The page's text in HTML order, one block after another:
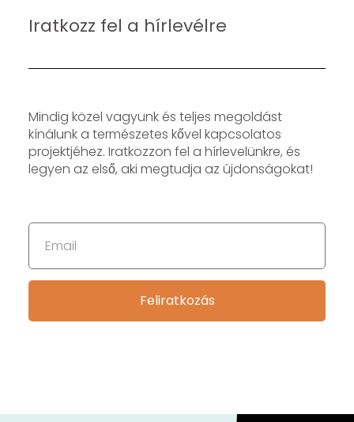
Iratkozz fel a hírlevélre
Mindig közel vagyunk és teljes megoldást
kínálunk a természetes kővel kapcsolatos
projektjéhez. Iratkozzon fel a hírlevelünkre, és
legyen az első, aki megtudja az újdonságokat!
Feliratkozás